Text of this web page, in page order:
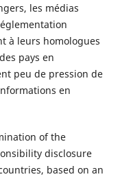
les médias
à leurs homologues
pays en
peu de pression de
en
of the
disclosure
based on an